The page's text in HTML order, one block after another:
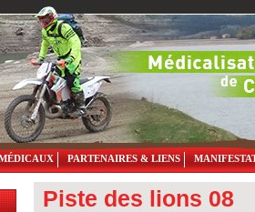
PARTENAIRES & LIENS
Piste des lions 08